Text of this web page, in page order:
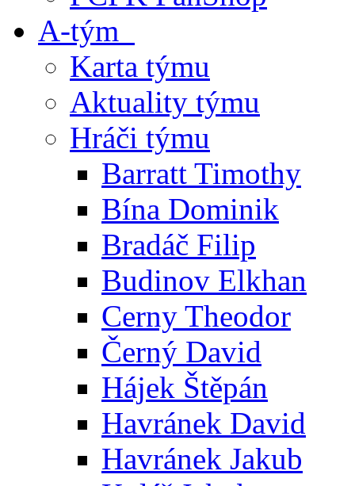
A-tým
Karta týmu
Aktuality týmu
Hráči týmu
Barratt Timothy
Bína Dominik
Bradáč Filip
Budinov Elkhan
Cerny Theodor
Černý David
Hájek Štěpán
Havránek David
Havránek Jakub